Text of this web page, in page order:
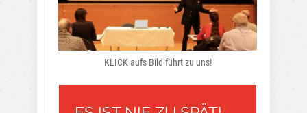
KLICK aufs Bild führt zu uns!